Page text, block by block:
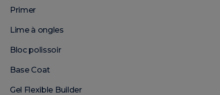
Primer
Lime à ongles
Bloc polissoir
Base Coat
Gel Flexible Builder